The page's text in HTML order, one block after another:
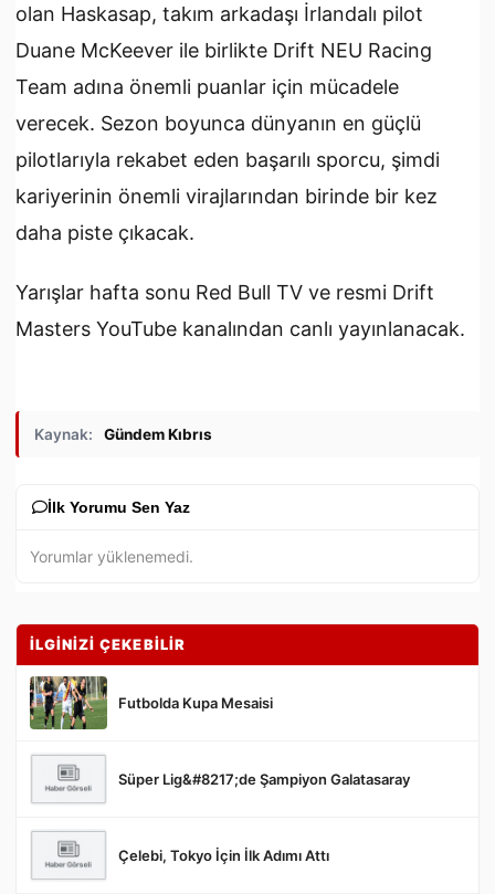
olan Haskasap, takım arkadaşı İrlandalı pilot
Duane McKeever ile birlikte Drift NEU Racing
Team adına önemli puanlar için mücadele
verecek. Sezon boyunca dünyanın en güçlü
pilotlarıyla rekabet eden başarılı sporcu, şimdi
kariyerinin önemli virajlarından birinde bir kez
daha piste çıkacak.
Yarışlar hafta sonu Red Bull TV ve resmi Drift
Masters YouTube kanalından canlı yayınlanacak.
Kaynak: Gündem Kıbrıs
İlk Yorumu Sen Yaz
Gönder
Yorumlar yüklenemedi.
İLGİNİZİ ÇEKEBİLİR
Futbolda Kupa Mesaisi
Süper Lig&#8217;de Şampiyon Galatasaray
Çelebi, Tokyo İçin İlk Adımı Attı